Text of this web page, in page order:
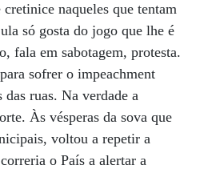
naqueles que tentam
só gosta do jogo que lhe é
fala em sabotagem, protesta.
sofrer o impeachment
das ruas. Na verdade a
Às vésperas da sova que
voltou a repetir a
o País a alertar a